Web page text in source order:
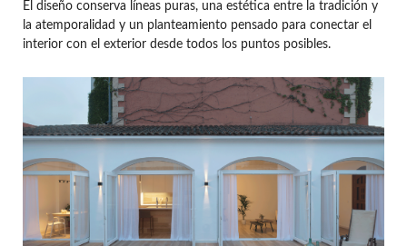
El diseño conserva líneas puras, una estética entre la tradición y
la atemporalidad y un planteamiento pensado para conectar el
interior con el exterior desde todos los puntos posibles.